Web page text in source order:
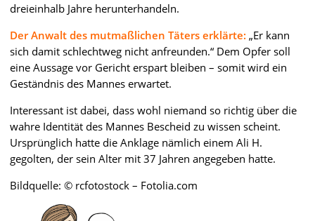
dreieinhalb Jahre herunterhandeln.
Der Anwalt des mutmaßlichen Täters erklärte: „Er kann
sich damit schlechtweg nicht anfreunden.“ Dem Opfer soll
eine Aussage vor Gericht erspart bleiben – somit wird ein
Geständnis des Mannes erwartet.
Interessant ist dabei, dass wohl niemand so richtig über die
wahre Identität des Mannes Bescheid zu wissen scheint.
Ursprünglich hatte die Anklage nämlich einem Ali H.
gegolten, der sein Alter mit 37 Jahren angegeben hatte.
Bildquelle: © rcfotostock – Fotolia.com